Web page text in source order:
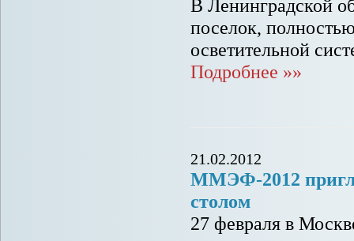
В Ленинградской
поселок,
осветительной
Подробнее »»
21.02.2012
ММЭФ-2012
столом
27 февраля в